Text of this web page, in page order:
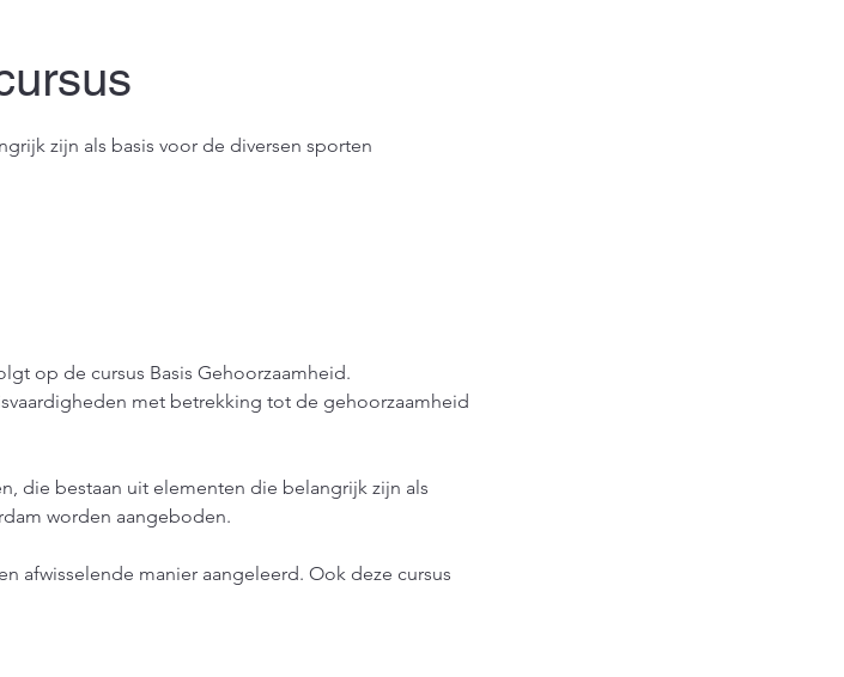
zijn als basis voor de diversen sporten
op de cursus Basis Gehoorzaamheid.
met betrekking tot de gehoorzaamheid
die bestaan uit elementen die belangrijk zijn als
worden aangeboden.
afwisselende manier aangeleerd. Ook deze cursus